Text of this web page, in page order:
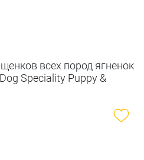
всех пород ягненок
Speciality Puppy &